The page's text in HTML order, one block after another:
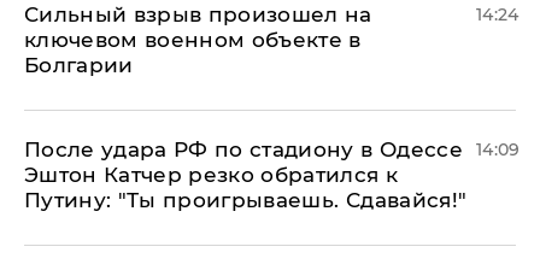
Сильный взрыв произошел на
ключевом военном объекте в
Болгарии
14:24
После удара РФ по стадиону в Одессе
Эштон Катчер резко обратился к
Путину: "Ты проигрываешь. Сдавайся!"
14:09